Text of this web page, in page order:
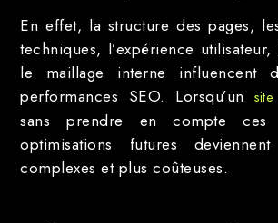
En effet, la structure des pages,
techniques, l’expérience
le maillage interne influencent
performances SEO. Lorsqu’un
sans prendre en compte ces
optimisations futures
complexes et plus coûteuses.